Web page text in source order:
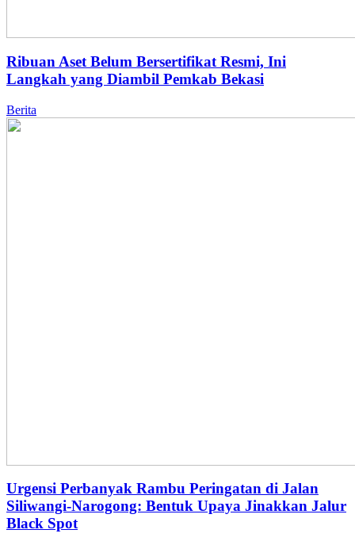
Ribuan Aset Belum Bersertifikat Resmi, Ini
Langkah yang Diambil Pemkab Bekasi
Berita
Urgensi Perbanyak Rambu Peringatan di Jalan
Siliwangi-Narogong: Bentuk Upaya Jinakkan Jalur
Black Spot